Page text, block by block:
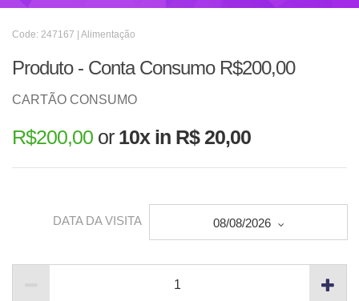
Code: 247167 | Alimentação
Produto - Conta Consumo R$200,00
CARTÃO CONSUMO
R$200,00 or 10x in R$ 20,00
DATA DA VISITA 08/08/2026